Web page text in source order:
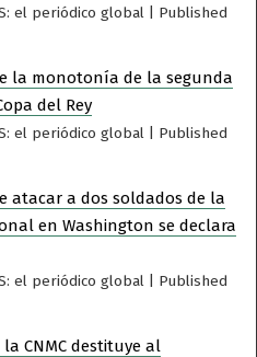
el periódico global
Published
la monotonía de la segunda
del Rey
el periódico global
Published
atacar a dos soldados de la
en Washington se declara
el periódico global
Published
CNMC destituye al